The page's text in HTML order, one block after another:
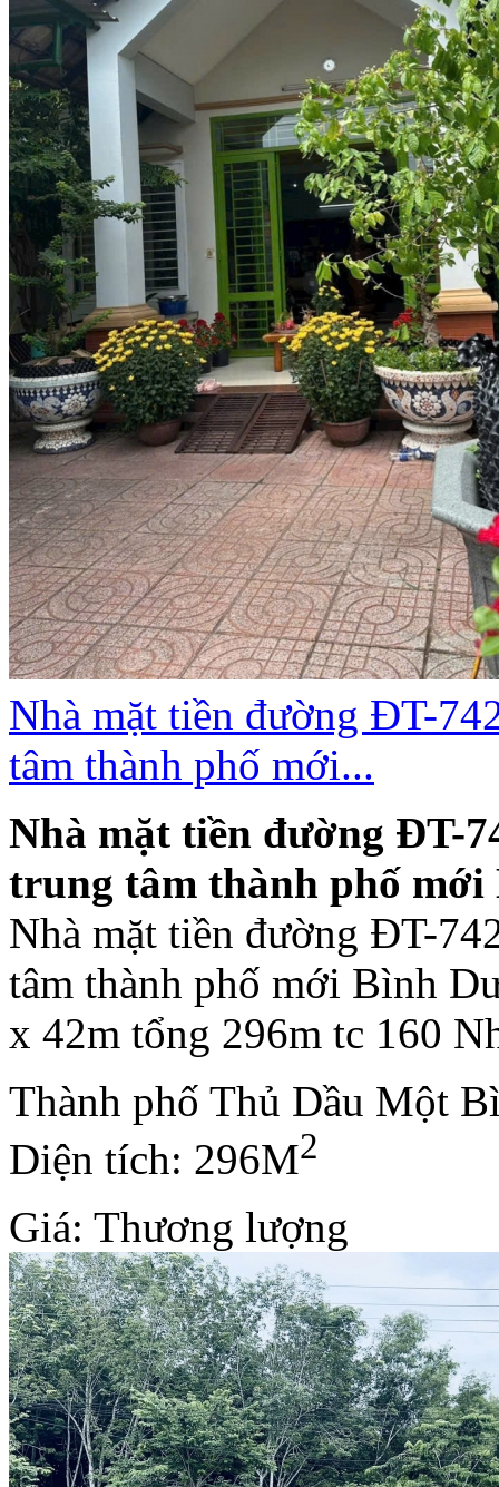
Nhà mặt tiền đường ĐT-
tâm thành phố mới...
Nhà mặt tiền đường ĐT-
trung tâm thành phố mới
Nhà mặt tiền đường ĐT-
tâm thành phố mới Bình
x 42m tổng 296m tc 160
Thành phố Thủ Dầu Một
Diện tích: 296M2
Giá: Thương lượng